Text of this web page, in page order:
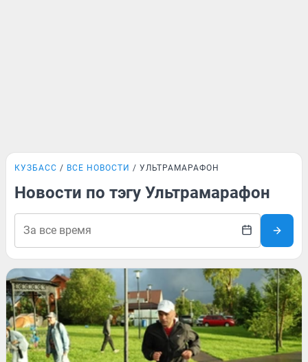
КУЗБАСС ВСЕ НОВОСТИ УЛЬТРАМАРАФОН
Новости по тэгу Ультрамарафон